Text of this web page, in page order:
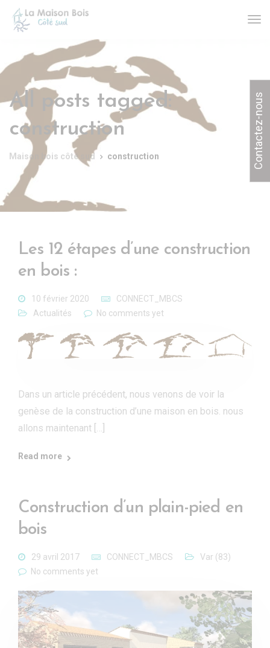
All posts tagged:
construction
Maison bois côté sud construction
Les 12 étapes d’une construction
en bois :
10 février 2020
CONNECT_MBCS
Actualités
No comments yet
Dans un article précédent, nous venons de voir la
genèse de la construction d’une maison en bois. nous
allons maintenant […]
Read more
Construction d’un plain-pied en
bois
29 avril 2017 CONNECT_MBCS
Var (83)
No comments yet
Contactez-nous